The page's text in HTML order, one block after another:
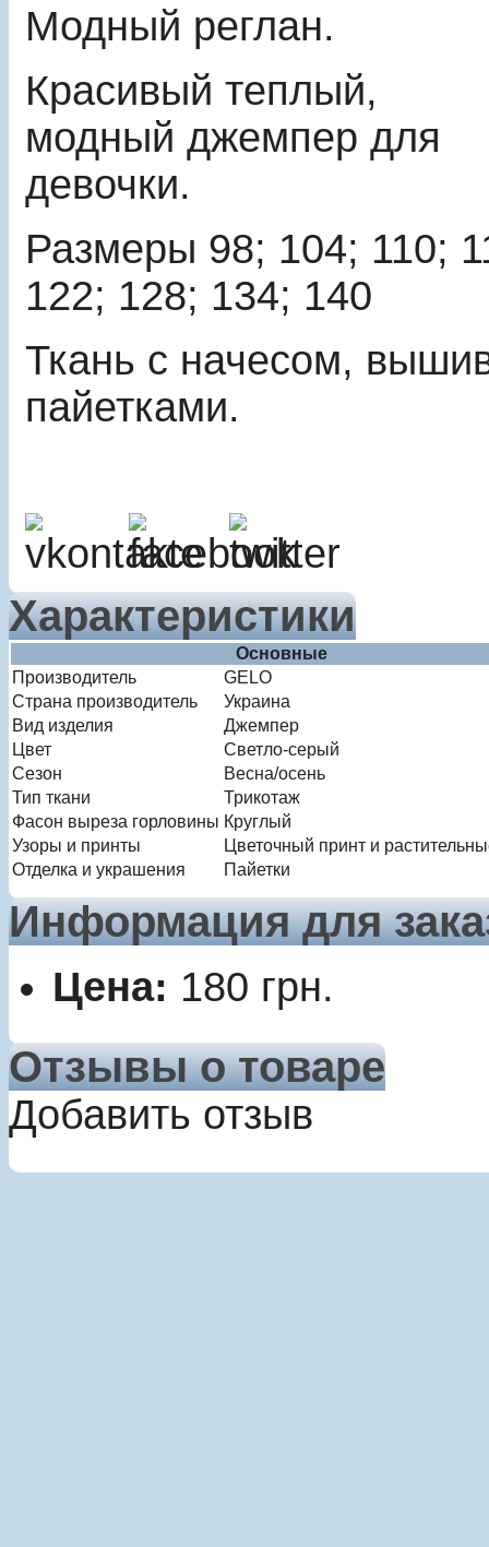
Модный реглан.
Красивый теплый,
модный джемпер для
девочки.
Размеры 98; 104; 110;
122; 128; 134; 140
Ткань с начесом,
пайетками.
Характеристики
Основные
Производитель
GELO
Страна производитель
Украина
Вид изделия
Джемпер
Цвет
Светло-серый
Сезон
Весна/осень
Тип ткани
Трикотаж
Фасон выреза горловины Круглый
Узоры и принты
Цветочный принт и
Отделка и украшения
Пайетки
Информация для
Цена: 180 грн.
Отзывы о товаре
Добавить отзыв